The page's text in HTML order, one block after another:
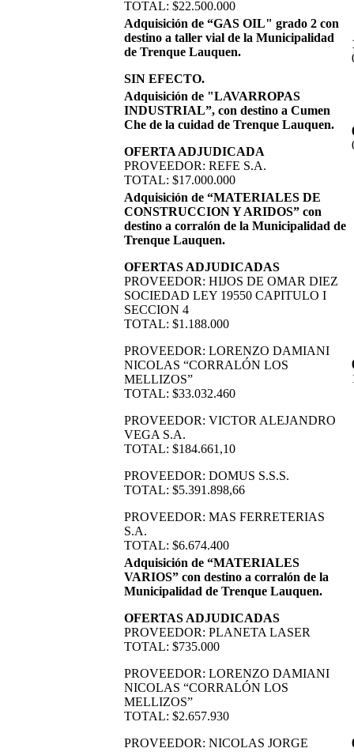
TOTAL: $22.500.000
Adquisición de “GAS OIL" grado 2 con
destino a taller vial de la Municipalidad
de Trenque Lauquen.
SIN EFECTO.
Adquisición de "LAVARROPAS
INDUSTRIAL”, con destino a Cumen
Che de la cuidad de Trenque Lauquen.
OFERTA ADJUDICADA
PROVEEDOR: REFE S.A.
TOTAL: $17.000.000
Adquisición de “MATERIALES DE
CONSTRUCCION Y ARIDOS” con
destino a corralón de la Municipalidad de
Trenque Lauquen.
OFERTAS ADJUDICADAS
PROVEEDOR: HIJOS DE OMAR DIEZ
SOCIEDAD LEY 19550 CAPITULO I
SECCION 4
TOTAL: $1.188.000
PROVEEDOR: LORENZO DAMIANI
NICOLAS “CORRALÓN LOS
MELLIZOS”
TOTAL: $33.032.460
PROVEEDOR: VICTOR ALEJANDRO
VEGA S.A.
TOTAL: $184.661,10
PROVEEDOR: DOMUS S.S.S.
TOTAL: $5.391.898,66
PROVEEDOR: MAS FERRETERIAS
S.A.
TOTAL: $6.674.400
Adquisición de “MATERIALES
VARIOS” con destino a corralón de la
Municipalidad de Trenque Lauquen.
OFERTAS ADJUDICADAS
PROVEEDOR: PLANETA LASER
TOTAL: $735.000
PROVEEDOR: LORENZO DAMIANI
NICOLAS “CORRALÓN LOS
MELLIZOS”
TOTAL: $2.657.930
PROVEEDOR: NICOLAS JORGE